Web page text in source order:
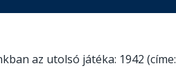
az utolsó játéka: 1942 (címe: